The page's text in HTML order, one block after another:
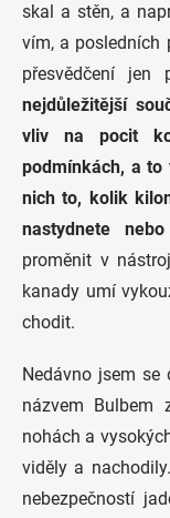
skal a stěn, a
vím, a posledních
přesvědčení jen
nejdůležitější
vliv na pocit
podmínkách, a to
nich to, kolik
nastydnete
proměnit v
kanady umí
chodit.
Nedávno jsem
názvem Bulbem
nohách a
viděly a
nebezpečností